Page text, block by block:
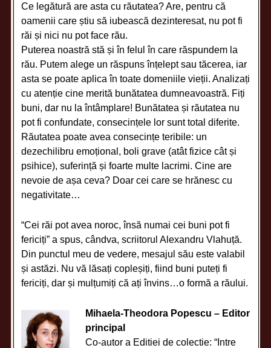
Ce legătură are asta cu răutatea? Are, pentru că
oamenii care știu să iubească dezinteresat, nu pot fi
răi și nici nu pot face rău.
Puterea noastră stă și în felul în care răspundem la
rău. Putem alege un răspuns înțelept sau tăcerea, iar
asta se poate aplica în toate domeniile vieții. Analizați
cu atenție cine merită bunătatea dumneavoastră. Fiți
buni, dar nu la întâmplare! Bunătatea și răutatea nu
pot fi confundate, consecințele lor sunt total diferite.
Răutatea poate avea consecințe teribile: un
dezechilibru emoțional, boli grave (atât fizice cât și
psihice), suferință și foarte multe lacrimi. Cine are
nevoie de așa ceva? Doar cei care se hrănesc cu
negativitate…
“Cei răi pot avea noroc, însă numai cei buni pot fi
fericiți” a spus, cândva, scriitorul Alexandru Vlahuță.
Din punctul meu de vedere, mesajul său este valabil
și astăzi. Nu vă lăsați copleșiți, fiind buni puteți fi
fericiți, dar și mulțumiți că ați învins…o formă a răului.
Mihaela-Theodora Popescu – Editor
principal
Co-autor a Editiei de colectie: “Intre